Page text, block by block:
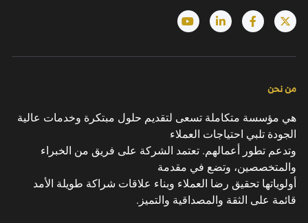
من نحن
هي مؤسسة متكاملة تسعى لتقديم حلول مبتكرة وخدمات عالية
الجودة تلبي احتياجات العملاء
وتدعم تطور أعمالهم. تعتمد الشركة على فريق من الخبراء
والمتخصصين، وتضع في مقدمة
أولوياتها تحقيق رضا العملاء وبناء علاقات شراكة طويلة الأمد
قائمة على الثقة والمصداقية والتميز.